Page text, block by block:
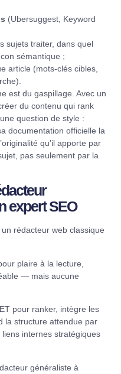
(Ubersuggest, Keyword
sujets traiter, dans quel
sémantique ;
article (mots-clés cibles,
est du gaspillage. Avec un
du contenu qui rank
question de style :
documentation officielle la
qu’il apporte par
pas seulement par la
expert SEO
rédacteur web classique
plaire à la lecture,
— mais aucune
pour ranker, intègre les
la structure attendue par
internes stratégiques
généraliste à